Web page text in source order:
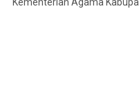
Kementerian Agama